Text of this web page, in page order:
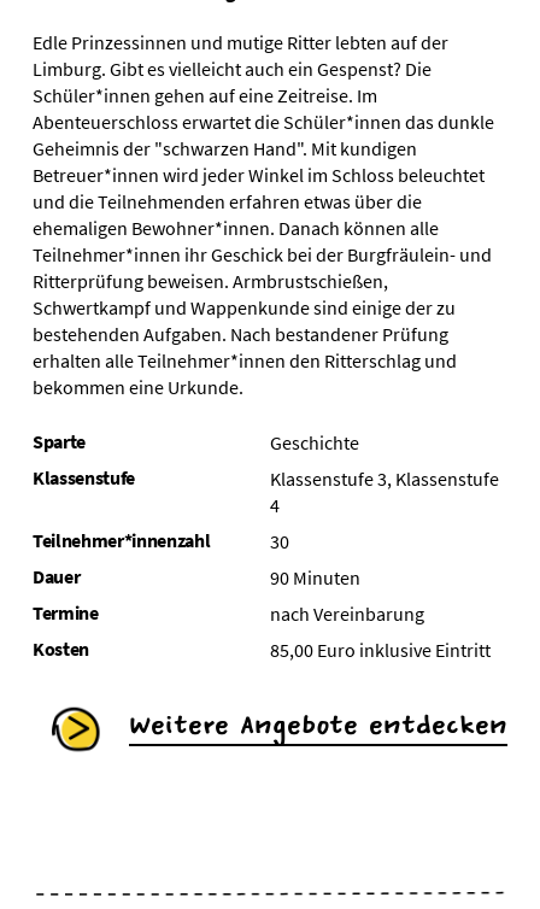
Edle Prinzessinnen und mutige Ritter lebten auf der
Limburg. Gibt es vielleicht auch ein Gespenst? Die
Schüler*innen gehen auf eine Zeitreise. Im
Abenteuerschloss erwartet die Schüler*innen das dunkle
Geheimnis der "schwarzen Hand". Mit kundigen
Betreuer*innen wird jeder Winkel im Schloss beleuchtet
und die Teilnehmenden erfahren etwas über die
ehemaligen Bewohner*innen. Danach können alle
Teilnehmer*innen ihr Geschick bei der Burgfräulein- und
Ritterprüfung beweisen. Armbrustschießen,
Schwertkampf und Wappenkunde sind einige der zu
bestehenden Aufgaben. Nach bestandener Prüfung
erhalten alle Teilnehmer*innen den Ritterschlag und
bekommen eine Urkunde.
Sparte
Geschichte
Klassenstufe
Klassenstufe 3, Klassenstufe
4
Teilnehmer*innenzahl
30
Dauer
90 Minuten
Termine
nach Vereinbarung
Kosten
85,00 Euro inklusive Eintritt
Weitere Angebote entdecken